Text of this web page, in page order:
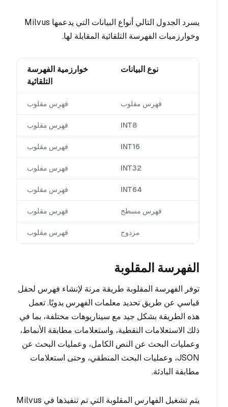
يسرد الجدول التالي أنواع البيانات التي يدعمها Milvus
وخوارزميات الفهرسة التلقائية المقابلة لها.
نوع البيانات
خوارزمية الفهرسة
التلقائية
فهرس مقلوب فهرس مقلوب
INT8 فهرس مقلوب
INT16 فهرس مقلوب
INT32 فهرس مقلوب
INT64 فهرس مقلوب
فهرس مسطح فهرس مقلوب
مزدوج فهرس مقلوب
الفهرسة المقلوبة
توفر الفهرسة المقلوبة طريقة مرنة لإنشاء فهرس لحقل
قياسي عن طريق تحديد معلمات الفهرس يدويًا. تعمل
هذه الطريقة بشكل جيد مع سيناريوهات مختلفة، بما في
ذلك الاستعلامات النقطية، واستعلامات مطابقة الأنماط،
وعمليات البحث عن النص الكامل، وعمليات البحث عن
JSON، وعمليات البحث المنطقي، وحتى استعلامات
مطابقة البادئة.
يتم تشغيل الفهارس المقلوبة التي تم تنفيذها في Milvus